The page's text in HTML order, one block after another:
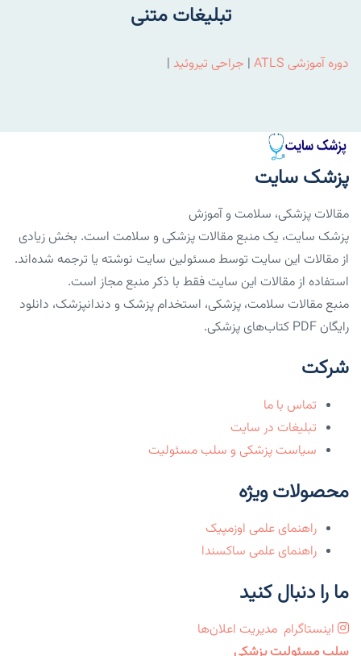
تبلیغات متنی
دوره آموزشی ATLS | جراحی تیروئید |
پزشک سایت
مقالات پزشکی، سلامت و آموزش
پزشک سایت، یک منبع مقالات پزشکی و سلامت است. بخش زیادی
از مقالات این سایت توسط مسئولین سایت نوشته یا ترجمه شده‌اند.
استفاده از مقالات این سایت فقط با ذکر منبع مجاز است.
منبع مقالات سلامت، پزشکی، استخدام پزشک و دندانپزشک، دانلود
رایگان PDF کتاب‌های پزشکی.
شرکت
تماس با ما
تبلیغات در سایت
سیاست پزشکی و سلب مسئولیت
محصولات ویژه
راهنمای علمی اوزمپیک
راهنمای علمی ساکسندا
ما را دنبال کنید
اینستاگرام مدیریت اعلان‌ها